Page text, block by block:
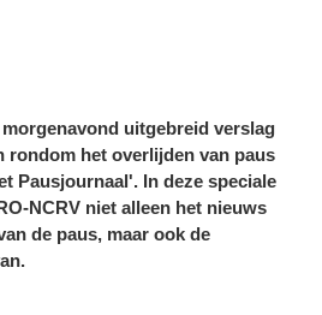
uitgebreid verslag
rondom het overlijden van paus
Pausjournaal'. In deze speciale
NCRV niet alleen het nieuws
de paus, maar ook de